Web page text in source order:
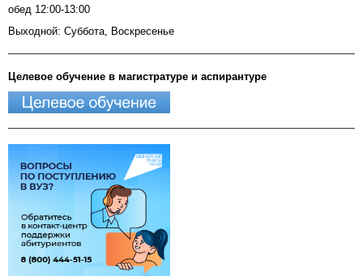
обед 12:00-13:00
Выходной: Суббота, Воскресенье
Целевое обучение в магистратуре и аспирантуре